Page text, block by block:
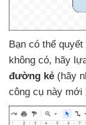
Bạn có thể quyết
không có, hãy
đường kẻ (hãy
công cụ này mới